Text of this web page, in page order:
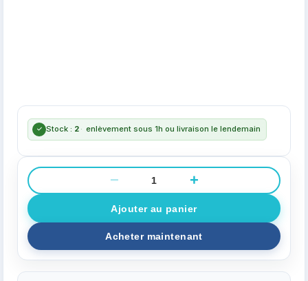
Stock : 2 · enlèvement sous 1h ou livraison le lendemain
− +